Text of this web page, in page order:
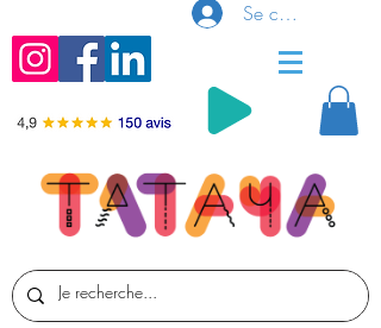
Se connecter